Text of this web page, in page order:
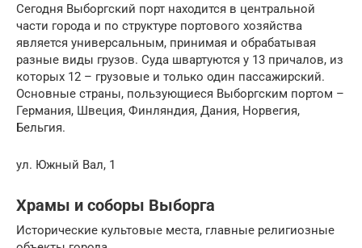
Сегодня Выборгский порт находится в центральной
части города и по структуре портового хозяйства
является универсальным, принимая и обрабатывая
разные виды грузов. Суда швартуются у 13 причалов, из
которых 12 – грузовые и только один пассажирский.
Основные страны, пользующиеся Выборгским портом –
Германия, Швеция, Финляндия, Дания, Норвегия,
Бельгия.
ул. Южный Вал, 1
Храмы и соборы Выборга
Исторические культовые места, главные религиозные